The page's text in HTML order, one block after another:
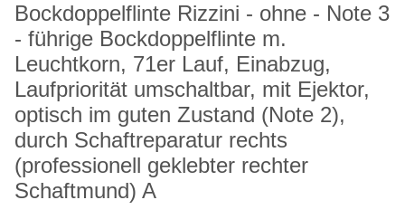
Bockdoppelflinte Rizzini - ohne - Note 3
- führige Bockdoppelflinte m.
Leuchtkorn, 71er Lauf, Einabzug,
Laufpriorität umschaltbar, mit Ejektor,
optisch im guten Zustand (Note 2),
durch Schaftreparatur rechts
(professionell geklebter rechter
Schaftmund) A